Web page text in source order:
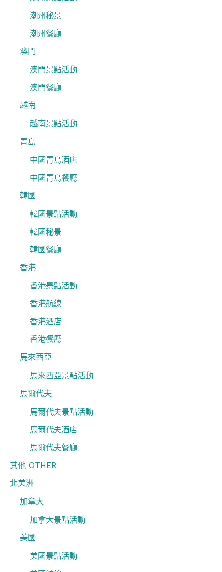
潮州秘景
潮州餐廳
澳門
澳門景點活動
澳門餐廳
越南
越南景點活動
青島
中國青島酒店
中國青島餐廳
韓國
韓國景點活動
韓國秘景
韓國餐廳
香港
香港景點活動
香港航線
香港酒店
香港餐廳
馬來西亞
馬來西亞景點活動
馬爾代夫
馬爾代夫景點活動
馬爾代夫酒店
馬爾代夫餐廳
其他 OTHER
北美洲
加拿大
加拿大景點活動
美國
美國景點活動